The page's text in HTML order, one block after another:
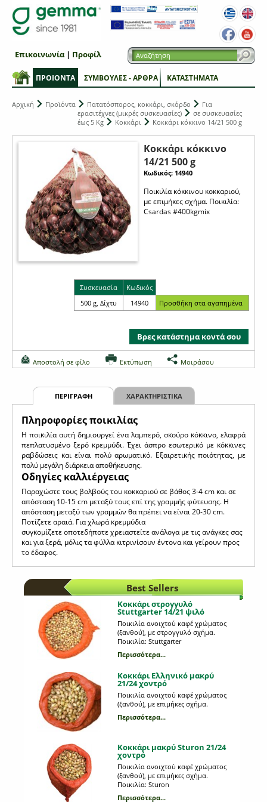
ΠΡΟΙΟΝΤΑ ΣΥΜΒΟΥΛΕΣ - ΑΡΘΡΑ ΚΑΤΑΣΤΗΜΑΤΑ
Επικοινωνία| Προφίλ
Αρχική Προϊόντα Πατατόσπορος, κοκκάρι, σκόρδο
Για
ερασιτέχνες (μικρές συσκευασίες)
σε συσκευασίες
έως 5 Kg
Κοκκάρι Κοκκάρι κόκκινο 14/21 500 g
Κοκκάρι κόκκινο
14/21 500 g
Κωδικός: 14940
Ποικιλία κόκκινου κοκκαριού,
με επιμήκες σχήμα. Ποικιλία:
Csardas #400kgmix
Συσκευασία
Κωδικός
500 g, Δίχτυ
14940
Βρες κατάστημα κοντά σου
Αποστολή σε φίλο Εκτύπωση Μοιράσου
ΠΕΡΙΓΡΑΦΗ ΧΑΡΑΚΤΗΡΙΣΤΙΚΑ
Πληροφορίες ποικιλίας
H ποικιλία αυτή δημιουργεί ένα λαμπερό, σκούρο κόκκινο, ελαφρά
πεπλατυσμένο ξερό κρεμμύδι. Έχει άσπρο εσωτερικό με κόκκινες
ραβδώσεις και είναι πολύ αρωματικό. Εξαιρετικής ποιότητας, με
πολύ μεγάλη διάρκεια αποθήκευσης.
Οδηγίες καλλιέργειας
Παραχώστε τους βολβούς του κοκκαριού σε βάθος 3-4 cm και σε
απόσταση 10-15 cm μεταξύ τους επί της γραμμής φύτευσης. Η
απόσταση μεταξύ των γραμμών θα πρέπει να είναι 20-30 cm.
Ποτίζετε αραιά. Για χλωρά κρεμμύδια
συγκομίζετε οποτεδήποτε χρειαστείτε ανάλογα με τις ανάγκες σας
και για ξερά, μόλις τα φύλλα κιτρινίσουν έντονα και γείρουν προς
το έδαφος.
Best Sellers
Κοκκάρι στρογγυλό
Stuttgarter 14/21 ψιλό
Ποικιλία ανοιχτού καφέ χρώματος
(ξανθού), με στρογγυλό σχήμα.
Ποικιλία: Stuttgarter
Περισσότερα...
Κοκκάρι Ελληνικό μακρύ
21/24 χοντρό
Ποικιλία ανοιχτού καφέ χρώματος
(ξανθού), με επιμήκες σχήμα.
Περισσότερα...
Κοκκάρι μακρύ Sturon 21/24
χοντρό
Ποικιλία ανοιχτού καφέ χρώματος
(ξανθού), με επιμήκες σχήμα.
Ποικιλία: Sturon
Περισσότερα...